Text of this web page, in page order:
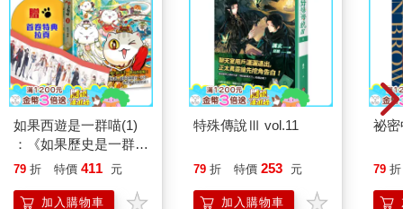
聯想到蘑菇與新鮮的青草，以及穀倉裡的氮化合物（吲哚）。
鮮乳的基本風味受到動物飼料的影響，乾草和青貯飼料比較缺乏
脂肪與蛋白質，會製造出一種較平淡而溫和的乳酪味，而青翠的
牧草則帶來清甜的覆盆子氣味（長鏈不飽和脂肪酸的衍生物），
以及穀倉的吲哚氣味。
烹飪產生的風味
低溫的巴氏殺菌法（詳見第43 頁）會去掉一些較細緻的香味，使
牛乳的風味稍微改變。但是此殺菌法也會使酵素與細菌失去作
如果西遊是一群喵(1)
：《如果歷史是一群
喵》作者最新力作，附
79 折 特價 411 元
加入購物車
特殊傳說Ⅲ vol.11
79 折 特價 253 元
加入購物車
祕
79 折